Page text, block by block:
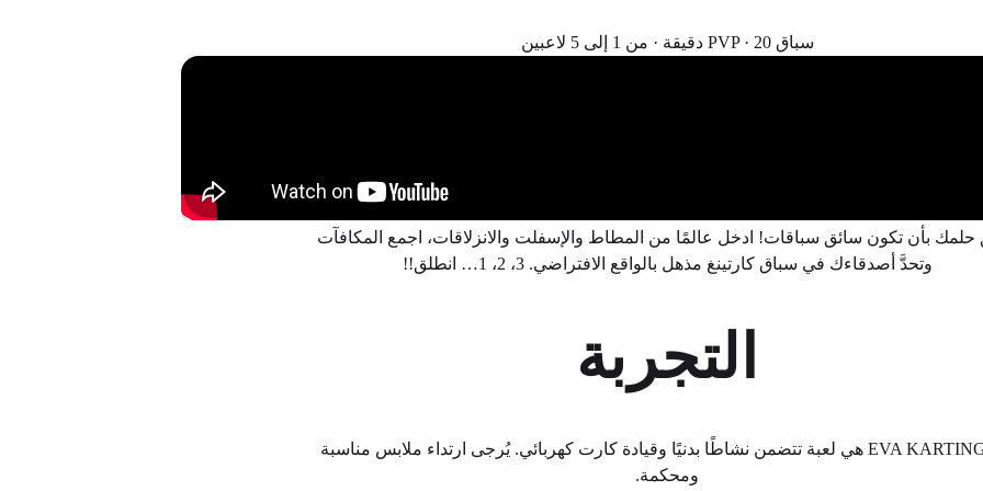
سباق PVP · 20 دقيقة · من 1 إلى 5 لاعبين
حلمك بأن تكون سائق سباقات! ادخل عالمًا من المطاط والإسفلت والانزلاقات، اجمع المكافآت
وتحدَّ أصدقاءك في سباق كارتينغ مذهل بالواقع الافتراضي. 3، 2، 1… انطلق!!
التجربة
EVA KARTING GP هي لعبة تتضمن نشاطًا بدنيًا وقيادة كارت كهربائي. يُرجى ارتداء ملابس مناسبة
ومحكمة.